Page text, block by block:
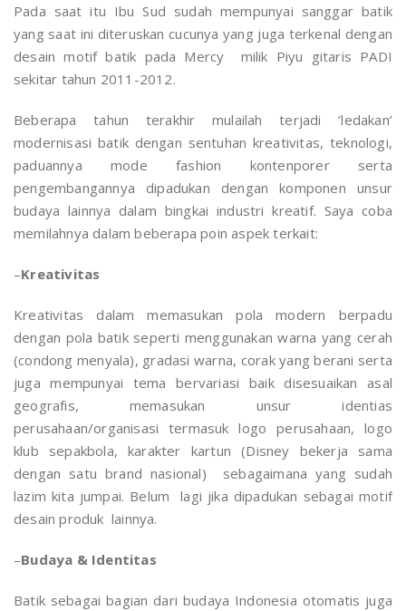
Pada saat itu Ibu Sud sudah mempunyai sanggar batik
yang saat ini diteruskan cucunya yang juga terkenal dengan
desain motif batik pada Mercy milik Piyu gitaris PADI
sekitar tahun 2011-2012.
Beberapa tahun terakhir mulailah terjadi ‘ledakan’
modernisasi batik dengan sentuhan kreativitas, teknologi,
paduannya mode fashion kontenporer serta
pengembangannya dipadukan dengan komponen unsur
budaya lainnya dalam bingkai industri kreatif. Saya coba
memilahnya dalam beberapa poin aspek terkait:
–Kreativitas
Kreativitas dalam memasukan pola modern berpadu
dengan pola batik seperti menggunakan warna yang cerah
(condong menyala), gradasi warna, corak yang berani serta
juga mempunyai tema bervariasi baik disesuaikan asal
geografis, memasukan unsur identias
perusahaan/organisasi termasuk logo perusahaan, logo
klub sepakbola, karakter kartun (Disney bekerja sama
dengan satu brand nasional) sebagaimana yang sudah
lazim kita jumpai. Belum lagi jika dipadukan sebagai motif
desain produk lainnya.
–Budaya & Identitas
Batik sebagai bagian dari budaya Indonesia otomatis juga